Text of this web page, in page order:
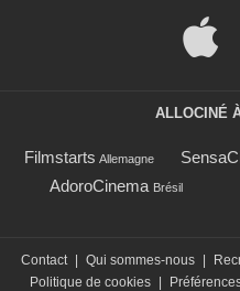
ALLOCINÉ
Filmstarts Allemagne
AdoroCinema Brésil
Contact | Qui sommes-nous |
Politique de cookies |